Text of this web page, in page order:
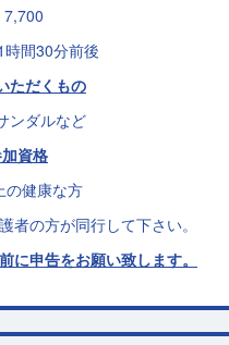
7,700
時間30分前後
ただくもの
ンダルなど
資格
の健康な方
者の方が同行して下さい。
に申告をお願い致します。